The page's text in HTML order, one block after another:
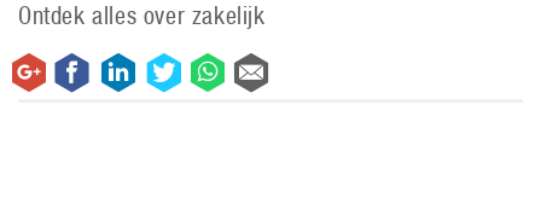
Ontdek alles over zakelijk